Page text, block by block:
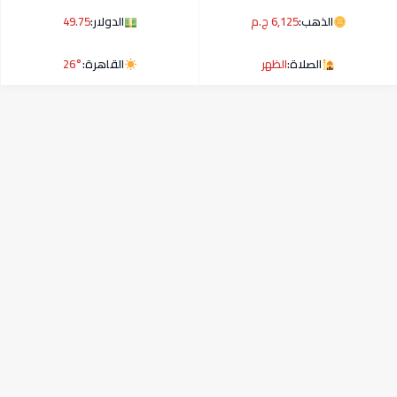
الذهب:6,125 ج.م الدولار:49.75
الصلاة:الظهر القاهرة:26°